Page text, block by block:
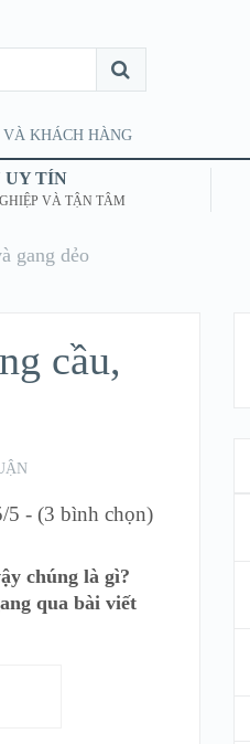
VÀ KHÁCH HÀNG
UY TÍN
VÀ TẬN TÂM
gang dẻo
cầu,
5 - (3 bình chọn)
chúng là gì?
qua bài viết